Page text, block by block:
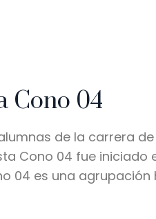
Cono 04
de la carrera
Cono 04 fue iniciado
04 es una